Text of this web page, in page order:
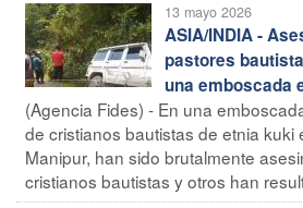
13 mayo 2026
ASIA/INDIA -
pastores
una emboscada
(Agencia Fides) - En una
de cristianos bautistas de etnia kuki
Manipur, han sido brutalmente
cristianos bautistas y otros han